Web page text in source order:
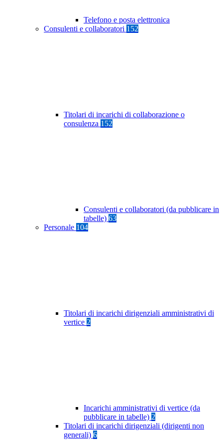
Telefono e posta elettronica
Consulenti e collaboratori 152
Titolari di incarichi di collaborazione o
consulenza 152
Consulenti e collaboratori (da pubblicare in
tabelle) 63
Personale 104
Titolari di incarichi dirigenziali amministrativi di
vertice 2
Incarichi amministrativi di vertice (da
pubblicare in tabelle) 2
Titolari di incarichi dirigenziali (dirigenti non
generali) 6